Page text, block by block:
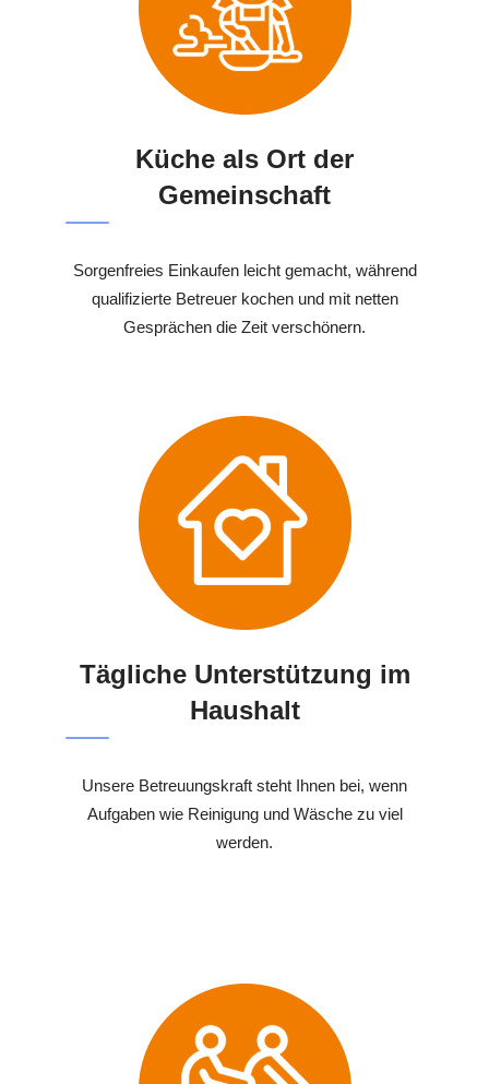
Küche als Ort der
Gemeinschaft
Sorgenfreies Einkaufen leicht gemacht, während
qualifizierte Betreuer kochen und mit netten
Gesprächen die Zeit verschönern.
Tägliche Unterstützung im
Haushalt
Unsere Betreuungskraft steht Ihnen bei, wenn
Aufgaben wie Reinigung und Wäsche zu viel
werden.